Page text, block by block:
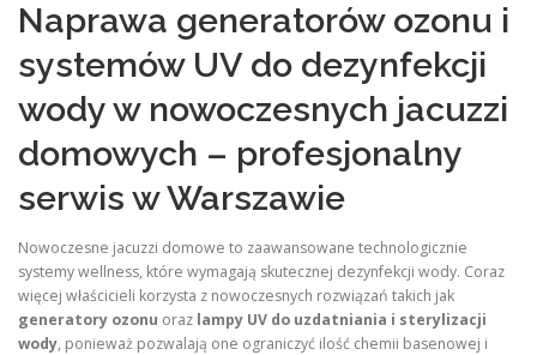
Naprawa generatorów ozonu i
systemów UV do dezynfekcji
wody w nowoczesnych jacuzzi
domowych – profesjonalny
serwis w Warszawie
Nowoczesne jacuzzi domowe to zaawansowane technologicznie
systemy wellness, które wymagają skutecznej dezynfekcji wody. Coraz
więcej właścicieli korzysta z nowoczesnych rozwiązań takich jak
generatory ozonu oraz lampy UV do uzdatniania i sterylizacji
wody, ponieważ pozwalają one ograniczyć ilość chemii basenowej i